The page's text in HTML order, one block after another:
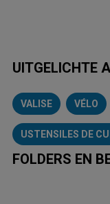
UITGELICHTE
VALISE VÉLO
USTENSILES DE
FOLDERS EN